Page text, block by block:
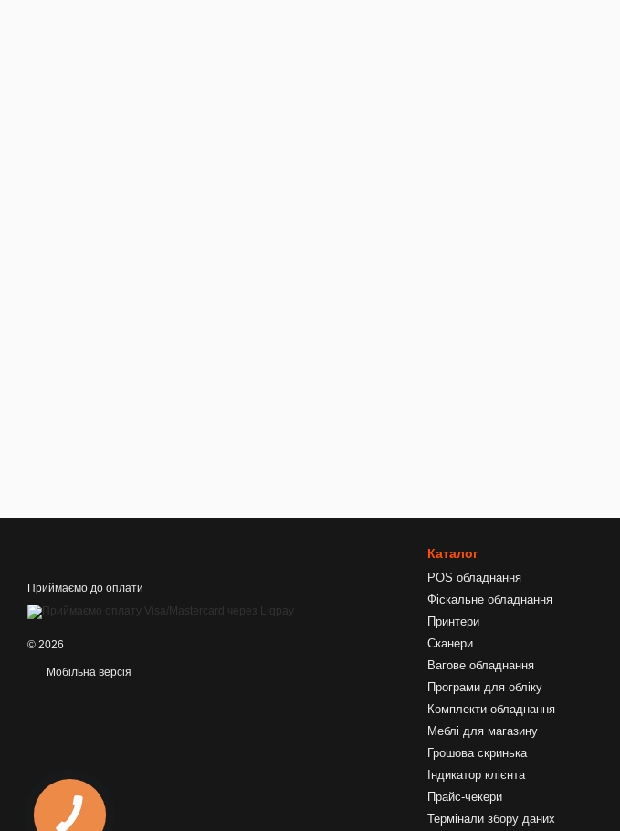
Приймаємо до оплати
© 2026
Мобільна версія
Каталог
POS обладнання
Фіскальне обладнання
Принтери
Сканери
Вагове обладнання
Програми для обліку
Комплекти обладнання
Меблі для магазину
Грошова скринька
Індикатор клієнта
Прайс-чекери
Термінали збору даних